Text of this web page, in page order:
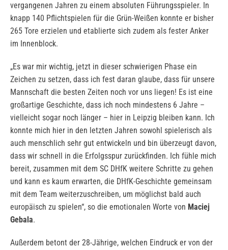
vergangenen Jahren zu einem absoluten Führungsspieler. In
knapp 140 Pflichtspielen für die Grün-Weißen konnte er bisher
265 Tore erzielen und etablierte sich zudem als fester Anker
im Innenblock.
„Es war mir wichtig, jetzt in dieser schwierigen Phase ein
Zeichen zu setzen, dass ich fest daran glaube, dass für unsere
Mannschaft die besten Zeiten noch vor uns liegen! Es ist eine
großartige Geschichte, dass ich noch mindestens 6 Jahre –
vielleicht sogar noch länger – hier in Leipzig bleiben kann. Ich
konnte mich hier in den letzten Jahren sowohl spielerisch als
auch menschlich sehr gut entwickeln und bin überzeugt davon,
dass wir schnell in die Erfolgsspur zurückfinden. Ich fühle mich
bereit, zusammen mit dem SC DHfK weitere Schritte zu gehen
und kann es kaum erwarten, die DHfK-Geschichte gemeinsam
mit dem Team weiterzuschreiben, um möglichst bald auch
europäisch zu spielen“, so die emotionalen Worte von Maciej
Gebala.
Außerdem betont der 28-Jährige, welchen Eindruck er von der